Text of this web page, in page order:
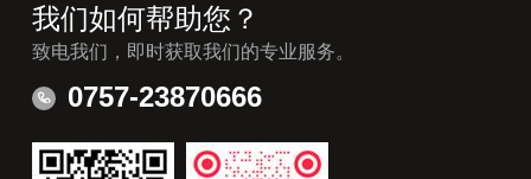
我们如何帮助您？
致电我们，即时获取我们的专业服务。
0757-23870666